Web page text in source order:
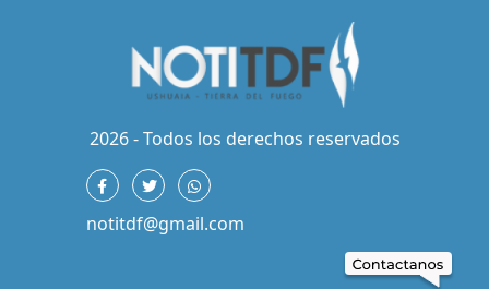
2026 - Todos los derechos reservados
notitdf@gmail.com